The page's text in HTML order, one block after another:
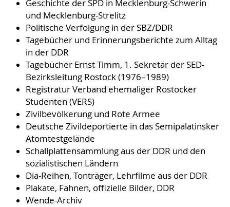
Geschichte der SPD in Mecklenburg-Schwerin
und Mecklenburg-Strelitz
Politische Verfolgung in der SBZ/DDR
Tagebücher und Erinnerungsberichte zum Alltag
in der DDR
Tagebücher Ernst Timm, 1. Sekretär der SED-
Bezirksleitung Rostock (1976–1989)
Registratur Verband ehemaliger Rostocker
Studenten (VERS)
Zivilbevölkerung und Rote Armee
Deutsche Zivildeportierte in das Semipalatinsker
Atomtestgelände
Schallplattensammlung aus der DDR und den
sozialistischen Ländern
Dia-Reihen, Tonträger, Lehrfilme aus der DDR
Plakate, Fahnen, offizielle Bilder, DDR
Wende-Archiv